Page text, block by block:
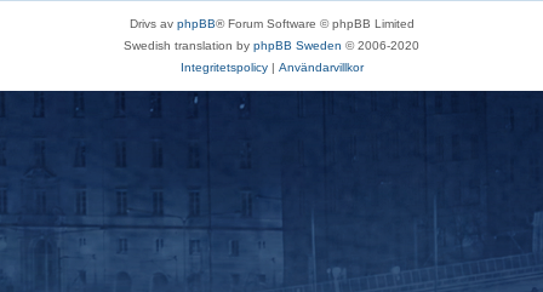
Drivs av phpBB® Forum Software © phpBB Limited
Swedish translation by phpBB Sweden © 2006-2020
Integritetspolicy| Användarvillkor